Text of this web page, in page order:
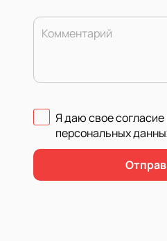
Комментарий
Я даю свое согласие
персональных